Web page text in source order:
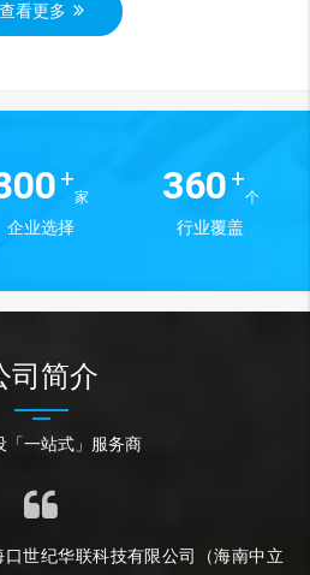
查看更多
+
家
企业选择
360 +
个
行业覆盖
司简介
「一站式」服务商
世纪华联科技有限公司（海南中立